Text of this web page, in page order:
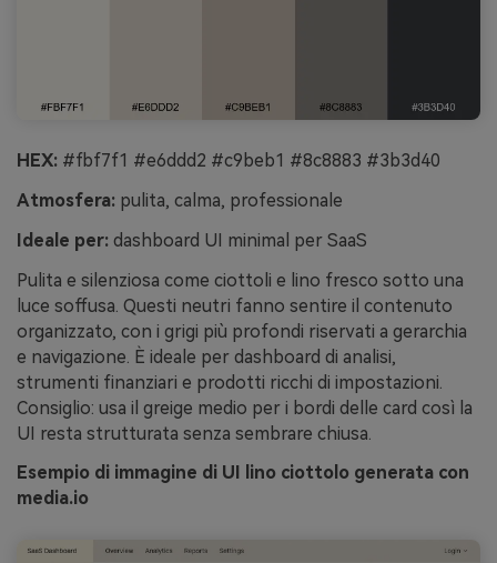
HEX: #fbf7f1 #e6ddd2 #c9beb1 #8c8883 #3b3d40
Atmosfera: pulita, calma, professionale
Ideale per: dashboard UI minimal per SaaS
Pulita e silenziosa come ciottoli e lino fresco sotto una
luce soffusa. Questi neutri fanno sentire il contenuto
organizzato, con i grigi più profondi riservati a gerarchia
e navigazione. È ideale per dashboard di analisi,
strumenti finanziari e prodotti ricchi di impostazioni.
Consiglio: usa il greige medio per i bordi delle card così la
UI resta strutturata senza sembrare chiusa.
Esempio di immagine di UI lino ciottolo generata con
media.io